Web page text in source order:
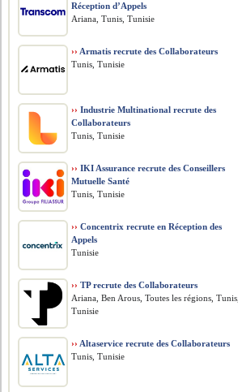
Réception d’Appels
Ariana, Tunis, Tunisie
›› Armatis recrute des Collaborateurs
Tunis, Tunisie
›› Industrie Multinational recrute des
Collaborateurs
Tunis, Tunisie
›› IKI Assurance recrute des Conseillers
Mutuelle Santé
Tunis, Tunisie
›› Concentrix recrute en Réception des
Appels
Tunisie
›› TP recrute des Collaborateurs
Ariana, Ben Arous, Toutes les régions, Tunis,
Tunisie
›› Altaservice recrute des Collaborateurs
Tunis, Tunisie